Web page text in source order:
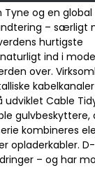
Tyne og en global
– særligt
hurtigste
ind i
over.
Cable
gulvbeskyttere,
kombineres
opladerkabler.
– og har